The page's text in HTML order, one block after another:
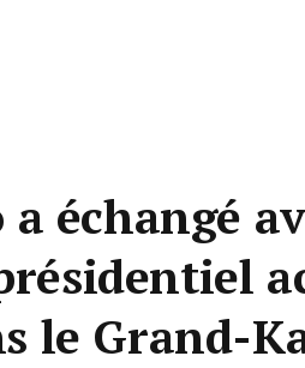
échangé
le Grand-